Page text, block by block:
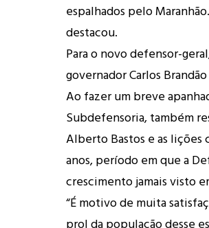
espalhados pelo
destacou.
Para o novo defensor-
governador Carlos
Ao fazer um breve
Subdefensoria, também
Alberto Bastos e as
anos, período em que a
crescimento jamais visto
“É motivo de muita
prol da população desse